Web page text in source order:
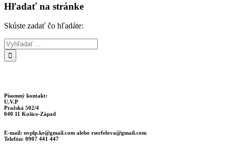
Hľadať na stránke
Skúste zadať čo hľadáte:
Písomný kontakt:
U.V.P
Pražská 502/4
040 11 Košice-Západ
E-mail: uvplp.ke@gmail.com alebo rserfelova@gmail.com
Telefón: 0907 441 447